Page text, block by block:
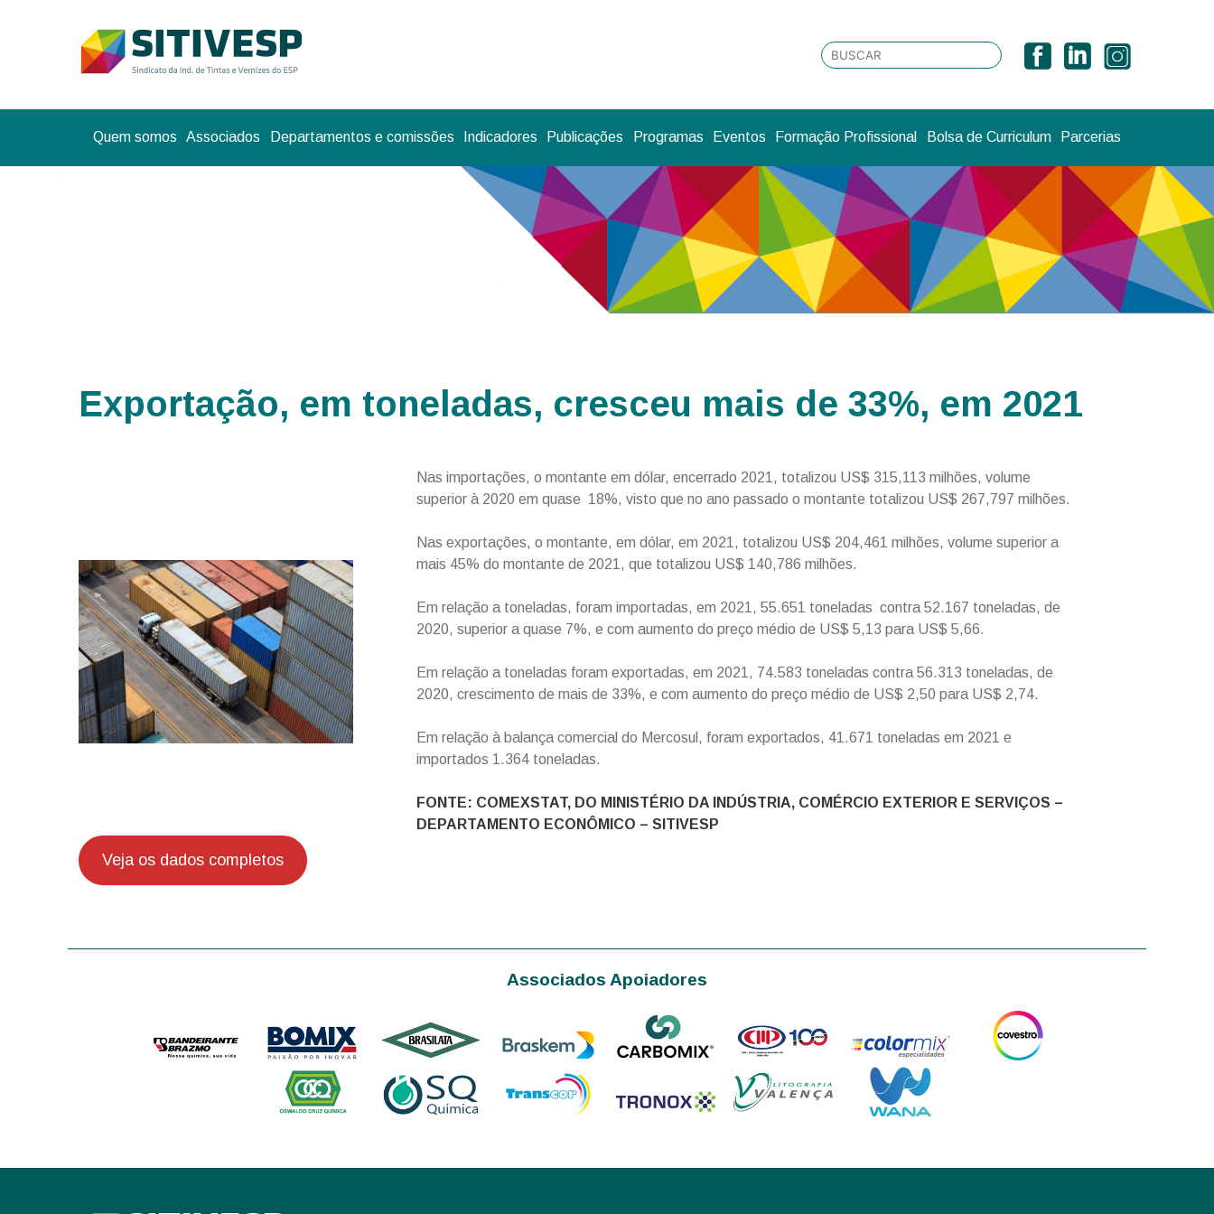
Quem somos Associados Departamentos e comissões Indicadores Publicações Programas Eventos Formação Profissional Bolsa de Curriculum Parcerias
Exportação, em toneladas, cresceu mais de 33%, em 2021
Nas importações, o montante em dólar, encerrado 2021, totalizou US$ 315,113 milhões, volume
superior à 2020 em quase 18%, visto que no ano passado o montante totalizou US$ 267,797 milhões.
Nas exportações, o montante, em dólar, em 2021, totalizou US$ 204,461 milhões, volume superior a
mais 45% do montante de 2021, que totalizou US$ 140,786 milhões.
Em relação a toneladas, foram importadas, em 2021, 55.651 toneladas contra 52.167 toneladas, de
2020, superior a quase 7%, e com aumento do preço médio de US$ 5,13 para US$ 5,66.
Em relação a toneladas foram exportadas, em 2021, 74.583 toneladas contra 56.313 toneladas, de
2020, crescimento de mais de 33%, e com aumento do preço médio de US$ 2,50 para US$ 2,74.
Em relação à balança comercial do Mercosul, foram exportados, 41.671 toneladas em 2021 e
importados 1.364 toneladas.
FONTE: COMEXSTAT, DO MINISTÉRIO DA INDÚSTRIA, COMÉRCIO EXTERIOR E SERVIÇOS –
DEPARTAMENTO ECONÔMICO – SITIVESP
Veja os dados completos
Associados Apoiadores